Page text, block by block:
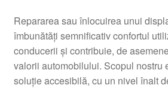
Repararea sau înlocuirea unui
îmbunătăți semnificativ confortul
conducerii și contribuie, de
valorii automobilului. Scopul nostru
soluție accesibilă, cu un nivel înalt